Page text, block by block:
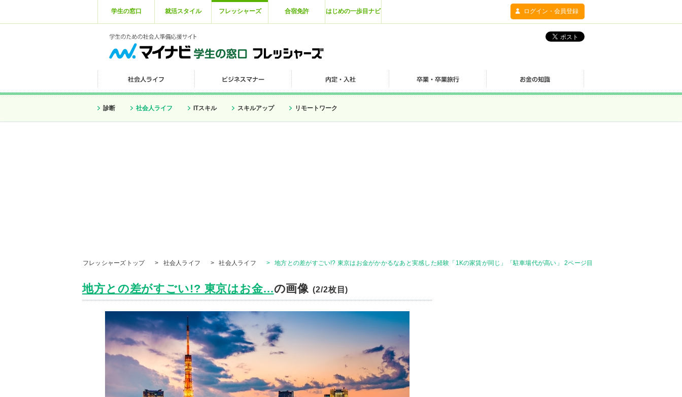
学生の窓口 就活スタイル フレッシャーズ 合宿免許 はじめの一歩目ナビ ログイン・会員登録
診断 社会人ライフ ITスキル スキルアップ リモートワーク
フレッシャーズトップ > 社会人ライフ > 社会人ライフ > 地方との差がすごい!? 東京はお金がかかるなあと実感した経験「1Kの家賃が同じ」「駐車場代が高い」 2ページ目
地方との差がすごい!? 東京はお金...の画像(2/2枚目)